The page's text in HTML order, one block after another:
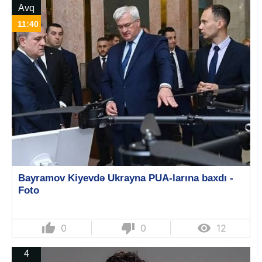
Avq
11:40
Bayramov Kiyevdə Ukrayna PUA-larına baxdı -
Foto
thumb_up 0 thumb_down 0  12
4